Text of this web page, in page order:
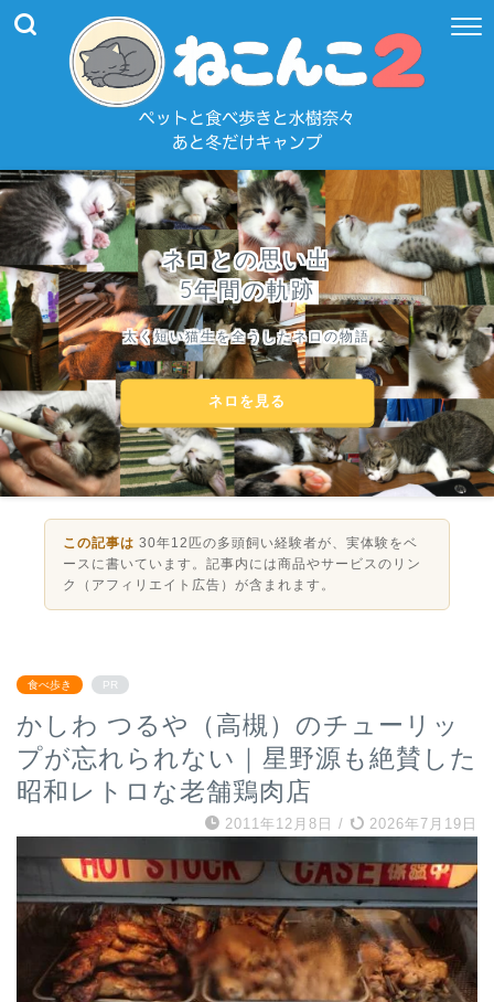
ネロとの思い出
5年間の軌跡
太く短い猫生を全うしたネロの物語
ネロを見る
この記事は 30年12匹の多頭飼い経験者が、実体験をベ
ースに書いています。記事内には商品やサービスのリン
ク（アフィリエイト広告）が含まれます。
食べ歩き PR
かしわ つるや（高槻）のチューリッ
プが忘れられない｜星野源も絶賛した
昭和レトロな老舗鶏肉店
2011年12月8日 / 2026年7月19日